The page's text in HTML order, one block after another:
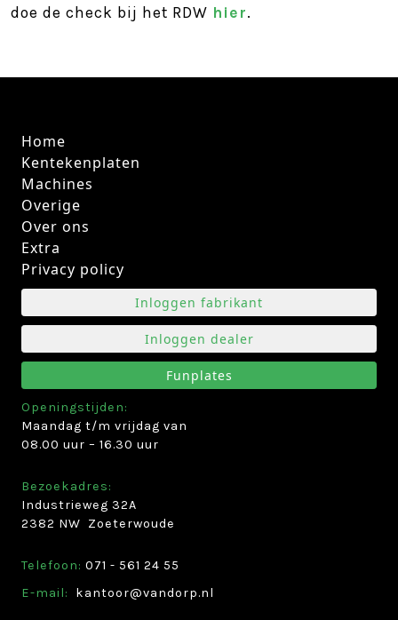
doe de check bij het RDW hier.
Home
Kentekenplaten
Machines
Overige
Over ons
Extra
Privacy policy
Inloggen fabrikant
Inloggen dealer
Funplates
Openingstijden:
Maandag t/m vrijdag van
08.00 uur – 16.30 uur
Bezoekadres:
Industrieweg 32A
2382 NW Zoeterwoude
Telefoon: 071­ -­ 561 24 55
E-mail:
kantoor@vandorp.nl